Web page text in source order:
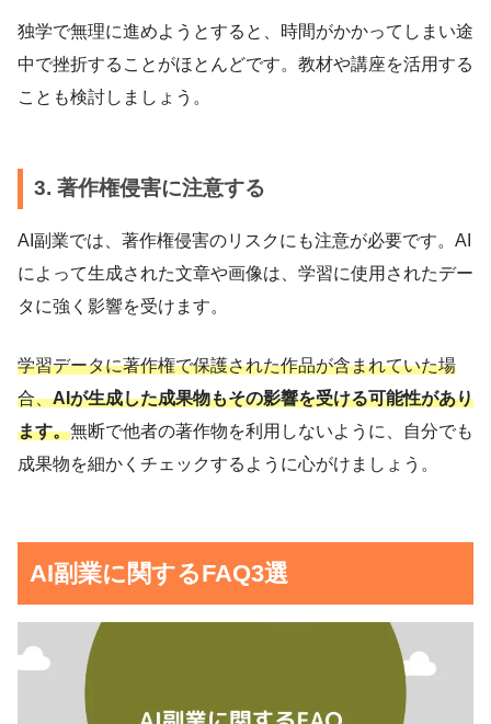
独学で無理に進めようとすると、時間がかかってしまい途
中で挫折することがほとんどです。教材や講座を活用する
ことも検討しましょう。
3. 著作権侵害に注意する
AI副業では、著作権侵害のリスクにも注意が必要です。AI
によって生成された文章や画像は、学習に使用されたデー
タに強く影響を受けます。
学習データに著作権で保護された作品が含まれていた場
合、AIが生成した成果物もその影響を受ける可能性があり
ます。無断で他者の著作物を利用しないように、自分でも
成果物を細かくチェックするように心がけましょう。
AI副業に関するFAQ3選